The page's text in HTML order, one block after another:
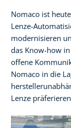
Nomaco ist
Lenze-
modernisieren
das Know-how
offene
Nomaco in die
Lenze